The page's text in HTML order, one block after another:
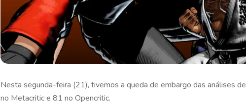
Nesta segunda-feira (21), tivemos a queda de embargo das análises de
no Metacritic e 81 no Opencritic.